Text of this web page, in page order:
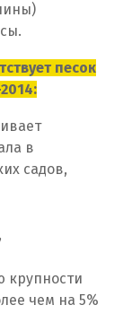
песок
в
садов,
крупности
чем на 5%